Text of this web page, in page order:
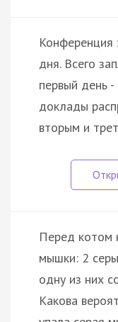
Конференция
дня. Всего
первый день
доклады
вторым и
Перед котом
мышки: 2
одну из них
Какова